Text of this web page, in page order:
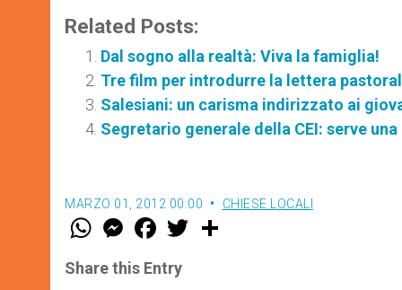
Related Posts:
Dal sogno alla realtà: Viva la famiglia!
Tre film per introdurre la lettera
Salesiani: un carisma indirizzato ai
Segretario generale della CEI: serve
MARZO 01, 2012 00:00 CHIESE LOCALI
W
t
s
M
e
s
e
F
a
e
b
w
Share this Entry